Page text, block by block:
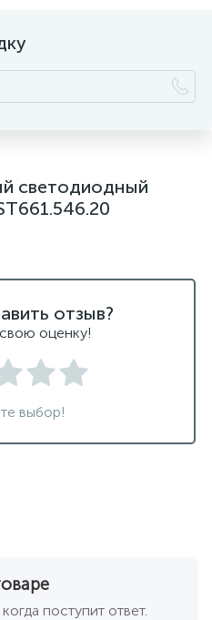
светодиодный
отзыв?
оценку!
выбор!
поступит ответ.